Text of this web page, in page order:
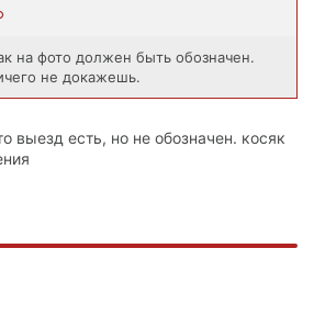
на фото должен быть обозначен.
не докажешь.
выезд есть, но не обозначен. косяк